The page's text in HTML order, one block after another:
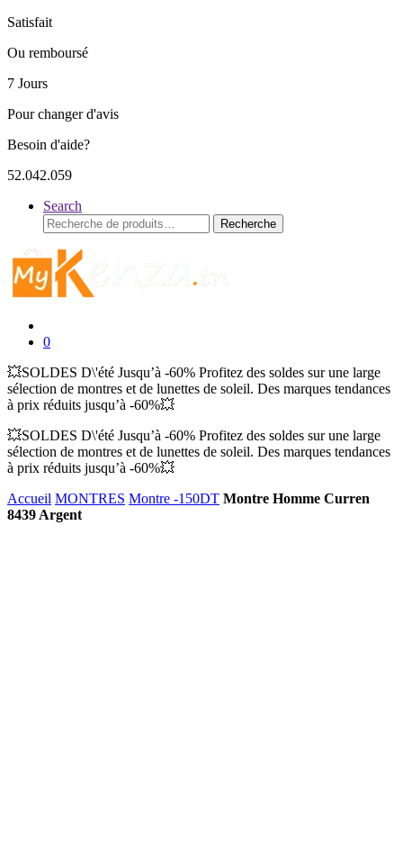
Satisfait
Ou remboursé
7 Jours
Pour changer d'avis
Besoin d'aide?
52.042.059
Search
Recherche
pour :
Recherche
0
💥SOLDES D\'été Jusqu’à -60% Profitez des soldes sur une large
sélection de montres et de lunettes de soleil. Des marques tendances
à prix réduits jusqu’à -60%💥
💥SOLDES D\'été Jusqu’à -60% Profitez des soldes sur une large
sélection de montres et de lunettes de soleil. Des marques tendances
à prix réduits jusqu’à -60%💥
Accueil MONTRES Montre -150DT Montre Homme Curren
8439 Argent